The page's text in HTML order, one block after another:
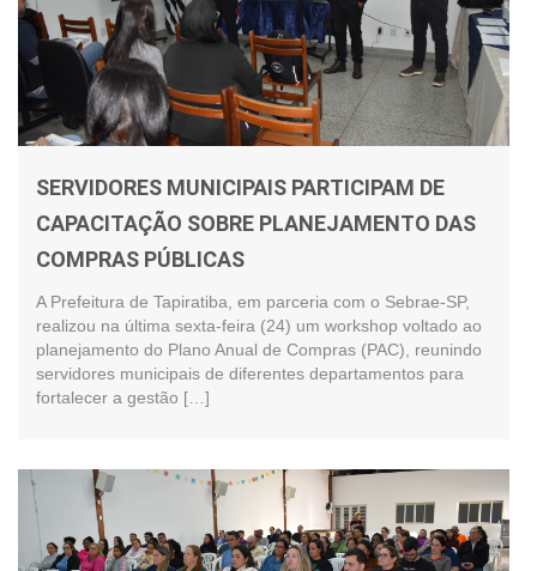
SERVIDORES MUNICIPAIS PARTICIPAM DE
CAPACITAÇÃO SOBRE PLANEJAMENTO DAS
COMPRAS PÚBLICAS
A Prefeitura de Tapiratiba, em parceria com o Sebrae-SP,
realizou na última sexta-feira (24) um workshop voltado ao
planejamento do Plano Anual de Compras (PAC), reunindo
servidores municipais de diferentes departamentos para
fortalecer a gestão […]